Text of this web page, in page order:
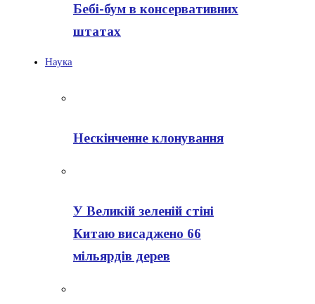
Бебі-бум в консервативних
штатах
Наука
Нескінченне клонування
У Великій зеленій стіні
Китаю висаджено 66
мільярдів дерев